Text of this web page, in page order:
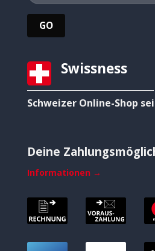
Swissness
Schweizer Online-Shop
Deine
Informationen →